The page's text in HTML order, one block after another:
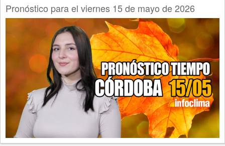
Pronóstico para el viernes 15 de mayo de 2026